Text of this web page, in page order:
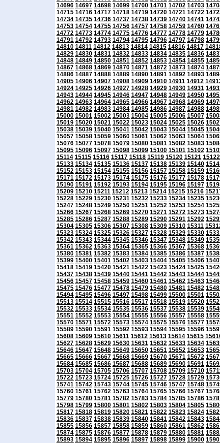
14696 14697 14698 14699 14700 14701 14702 14703
14715 14716 14717 14718 14719 14720 14721 14722
14734 14735 14736 14737 14738 14739 14740 14741
14753 14754 14755 14756 14757 14758 14759 14760
14772 14773 14774 14775 14776 14777 14778 14779
14791 14792 14793 14794 14795 14796 14797 14798
14810 14811 14812 14813 14814 14815 14816 14817
14829 14830 14831 14832 14833 14834 14835 14836
14848 14849 14850 14851 14852 14853 14854 14855
14867 14868 14869 14870 14871 14872 14873 14874
14886 14887 14888 14889 14890 14891 14892 14893
14905 14906 14907 14908 14909 14910 14911 14912
14924 14925 14926 14927 14928 14929 14930 14931
14943 14944 14945 14946 14947 14948 14949 14950
14962 14963 14964 14965 14966 14967 14968 14969
14981 14982 14983 14984 14985 14986 14987 14988
15000 15001 15002 15003 15004 15005 15006 15007
15019 15020 15021 15022 15023 15024 15025 15026
15038 15039 15040 15041 15042 15043 15044 15045
15057 15058 15059 15060 15061 15062 15063 15064
15076 15077 15078 15079 15080 15081 15082 15083
15095 15096 15097 15098 15099 15100 15101 15102
15114 15115 15116 15117 15118 15119 15120 15121 15122
15133 15134 15135 15136 15137 15138 15139 15140
15152 15153 15154 15155 15156 15157 15158 15159
15171 15172 15173 15174 15175 15176 15177 15178
15190 15191 15192 15193 15194 15195 15196 15197
15209 15210 15211 15212 15213 15214 15215 15216
15228 15229 15230 15231 15232 15233 15234 15235
15247 15248 15249 15250 15251 15252 15253 15254
15266 15267 15268 15269 15270 15271 15272 15273
15285 15286 15287 15288 15289 15290 15291 15292
15304 15305 15306 15307 15308 15309 15310 15311
15323 15324 15325 15326 15327 15328 15329 15330
15342 15343 15344 15345 15346 15347 15348 15349
15361 15362 15363 15364 15365 15366 15367 15368
15380 15381 15382 15383 15384 15385 15386 15387
15399 15400 15401 15402 15403 15404 15405 15406
15418 15419 15420 15421 15422 15423 15424 15425
15437 15438 15439 15440 15441 15442 15443 15444
15456 15457 15458 15459 15460 15461 15462 15463
15475 15476 15477 15478 15479 15480 15481 15482
15494 15495 15496 15497 15498 15499 15500 15501
15513 15514 15515 15516 15517 15518 15519 15520
15532 15533 15534 15535 15536 15537 15538 15539
15551 15552 15553 15554 15555 15556 15557 15558
15570 15571 15572 15573 15574 15575 15576 15577
15589 15590 15591 15592 15593 15594 15595 15596
15608 15609 15610 15611 15612 15613 15614 15615
15627 15628 15629 15630 15631 15632 15633 15634
15646 15647 15648 15649 15650 15651 15652 15653
15665 15666 15667 15668 15669 15670 15671 15672
15684 15685 15686 15687 15688 15689 15690 15691
15703 15704 15705 15706 15707 15708 15709 15710
15722 15723 15724 15725 15726 15727 15728 15729
15741 15742 15743 15744 15745 15746 15747 15748
15760 15761 15762 15763 15764 15765 15766 15767
15779 15780 15781 15782 15783 15784 15785 15786
15798 15799 15800 15801 15802 15803 15804 15805
15817 15818 15819 15820 15821 15822 15823 15824
15836 15837 15838 15839 15840 15841 15842 15843
15855 15856 15857 15858 15859 15860 15861 15862
15874 15875 15876 15877 15878 15879 15880 15881
15893 15894 15895 15896 15897 15898 15899 15900